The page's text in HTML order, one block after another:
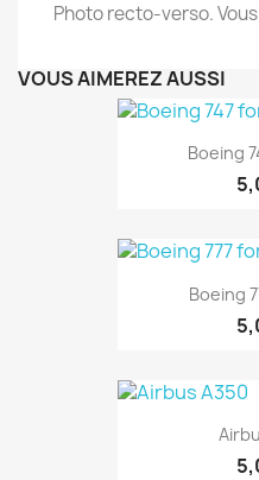
Photo recto-verso.
VOUS AIMEREZ AUSSI
Boeing
Boeing